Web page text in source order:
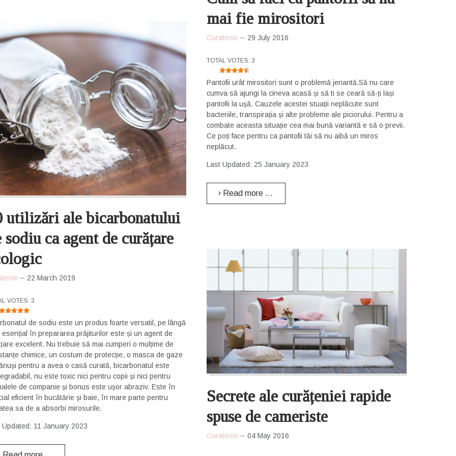
utilizări ale bicarbonatului
sodiu ca agent de curățare
22 March 2019
RATING: 5
VOTES: 3
de sodiu este un produs foarte versatil, pe lângă
esențial în prepararea prăjiturilor este și un agent de
excelent. Nu trebuie să mai cumperi o mulțime de
chimice, un costum de protecție, o masca de gaze
pentru a avea o casă curată, bicarbonatul este
nu este toxic nici pentru copii și nici pentru
companie și bonus este ușor abraziv. Este în
eficient în bucătărie și baie, în mare parte pentru
sa de a absorbi mirosurile.
Updated: 11 January 2023
mai fie mirositori
Curatenie 29 July 2016
USER RATING: 4.5
TOTAL VOTES: 3
Pantofii urât mirositori sunt o problemă jenantă.Să nu care
cumva să ajungi la cineva acasă și să ti se ceară să-ți lași
pantofii la ușă. Cauzele acestei stuații neplăcute sunt
bacteriile, transpirația și alte probleme ale piciorului. Pentru a
combate aceasta situație cea mai bună variantă e să o previi.
Ce poți face pentru ca pantofii tăi să nu aibă un miros
neplăcut.
Last Updated: 25 January 2023
Read more …
Secrete ale curățeniei rapide
spuse de cameriste
Curatenie 04 May 2016